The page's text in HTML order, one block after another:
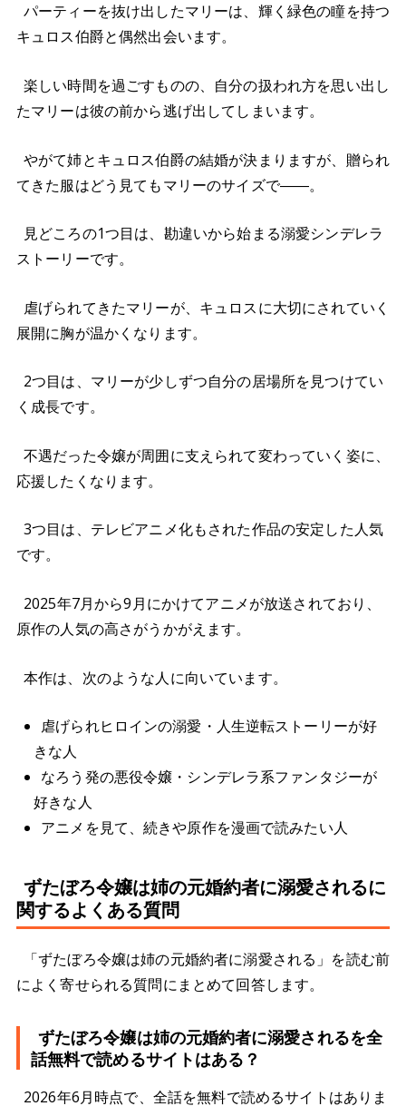
パーティーを抜け出したマリーは、輝く緑色の瞳を持つ
キュロス伯爵と偶然出会います。
楽しい時間を過ごすものの、自分の扱われ方を思い出し
たマリーは彼の前から逃げ出してしまいます。
やがて姉とキュロス伯爵の結婚が決まりますが、贈られ
てきた服はどう見てもマリーのサイズで――。
見どころの1つ目は、勘違いから始まる溺愛シンデレラ
ストーリーです。
虐げられてきたマリーが、キュロスに大切にされていく
展開に胸が温かくなります。
2つ目は、マリーが少しずつ自分の居場所を見つけてい
く成長です。
不遇だった令嬢が周囲に支えられて変わっていく姿に、
応援したくなります。
3つ目は、テレビアニメ化もされた作品の安定した人気
です。
2025年7月から9月にかけてアニメが放送されており、
原作の人気の高さがうかがえます。
本作は、次のような人に向いています。
虐げられヒロインの溺愛・人生逆転ストーリーが好
きな人
なろう発の悪役令嬢・シンデレラ系ファンタジーが
好きな人
アニメを見て、続きや原作を漫画で読みたい人
ずたぼろ令嬢は姉の元婚約者に溺愛されるに
関するよくある質問
「ずたぼろ令嬢は姉の元婚約者に溺愛される」を読む前
によく寄せられる質問にまとめて回答します。
ずたぼろ令嬢は姉の元婚約者に溺愛されるを全
話無料で読めるサイトはある？
2026年6月時点で、全話を無料で読めるサイトはありま